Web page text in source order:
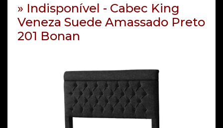
» Indisponível - Cabec King
Veneza Suede Amassado Preto
201 Bonan